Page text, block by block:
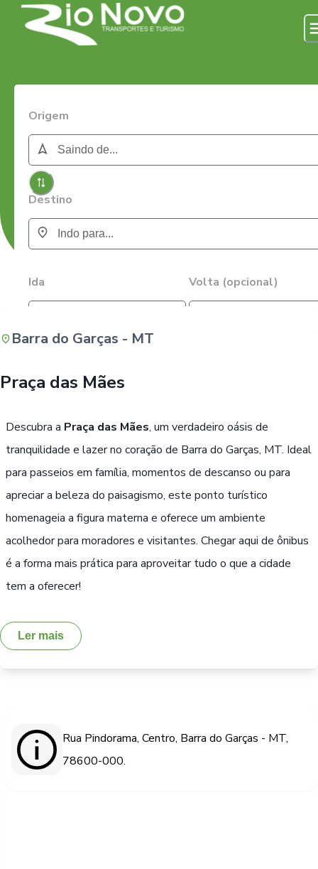
Origem
Destino
Ida Volta (opcional)
Barra do Garças - MT
Praça das Mães
Descubra a Praça das Mães, um verdadeiro oásis de
tranquilidade e lazer no coração de Barra do Garças, MT. Ideal
para passeios em família, momentos de descanso ou para
apreciar a beleza do paisagismo, este ponto turístico
homenageia a figura materna e oferece um ambiente
acolhedor para moradores e visitantes. Chegar aqui de ônibus
é a forma mais prática para aproveitar tudo o que a cidade
tem a oferecer!
Ler mais
Rua Pindorama, Centro, Barra do Garças - MT,
78600-000.